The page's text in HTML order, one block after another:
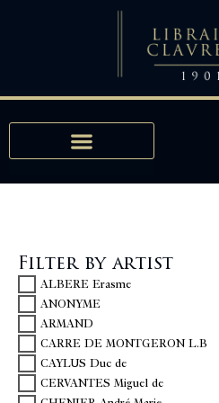
Filter by artist
ALBERE Erasme
ANONYME
ARMAND
CARRE DE MONTGERON L.B
CAYLUS Duc de
CERVANTES Miguel de